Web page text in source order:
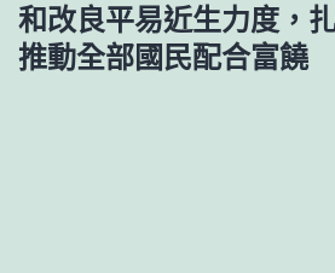
和改良平易近生力度，
推動全部國民配合富饒